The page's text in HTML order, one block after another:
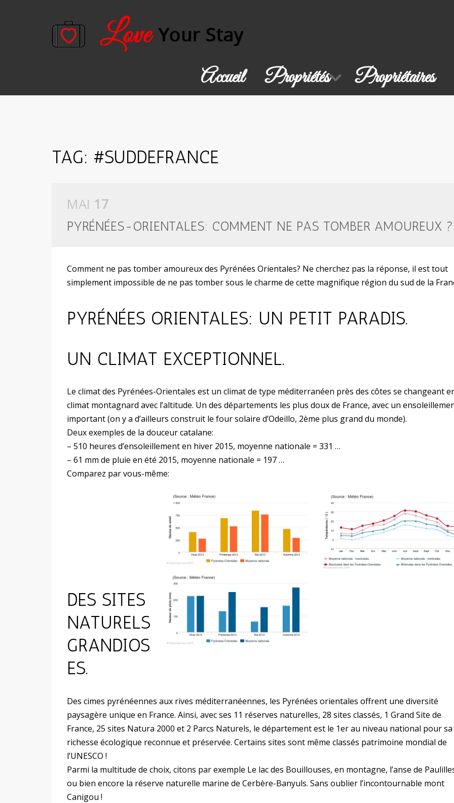
Accueil Propriétés Propriétaires
TAG: #SUDDEFRANCE
MAI 17
PYRÉNÉES-ORIENTALES: COMMENT NE PAS TOMBER AMOUREUX ?
Comment ne pas tomber amoureux des Pyrénées Orientales? Ne cherchez pas la réponse, il est tout
simplement impossible de ne pas tomber sous le charme de cette magnifique région du sud de la
PYRÉNÉES ORIENTALES: UN PETIT PARADIS.
UN CLIMAT EXCEPTIONNEL.
Le climat des Pyrénées-Orientales est un climat de type méditerranéen près des côtes se changeant
climat montagnard avec l’altitude. Un des départements les plus doux de France, avec un
important (on y a d’ailleurs construit le four solaire d’Odeillo, 2ème plus grand du monde).
Deux exemples de la douceur catalane:
– 510 heures d’ensoleillement en hiver 2015, moyenne nationale = 331 …
– 61 mm de pluie en été 2015, moyenne nationale = 197 …
Comparez par vous-même:
DES SITES
NATURELS
GRANDIOS
ES.
Des cimes pyrénéennes aux rives méditerranéennes, les Pyrénées orientales offrent une diversité
paysagère unique en France. Ainsi, avec ses 11 réserves naturelles, 28 sites classés, 1 Grand Site de
France, 25 sites Natura 2000 et 2 Parcs Naturels, le département est le 1er au niveau national pour sa
richesse écologique reconnue et préservée. Certains sites sont même classés patrimoine mondial de
l’UNESCO !
Parmi la multitude de choix, citons par exemple Le lac des Bouillouses, en montagne, l’anse de
ou bien encore la réserve naturelle marine de Cerbère-Banyuls. Sans oublier l’incontournable mont
Canigou !